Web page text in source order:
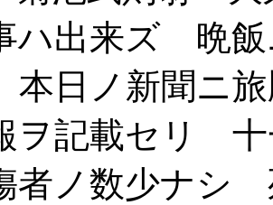
ハ出来ズ 晩
日ノ新聞ニ旅
ヲ記載セリ
者ノ数少ナシ